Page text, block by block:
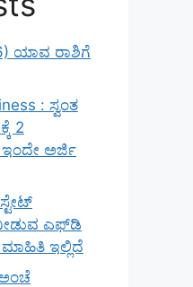
ಯಾವ ರಾಶಿಗೆ
: ಸ್ವಂತ
2
ಇಂದೇ ಅರ್ಜಿ
ನೀಡುವ ಎಫ್‌ಡಿ
ಇಲ್ಲಿದೆ